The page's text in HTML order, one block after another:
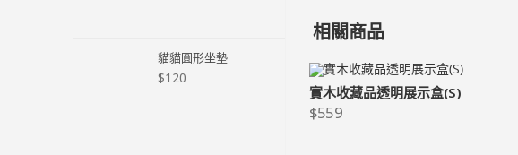
相關商品
實木收藏品透明展示盒(S)
$559
貓貓圓形坐墊
$120